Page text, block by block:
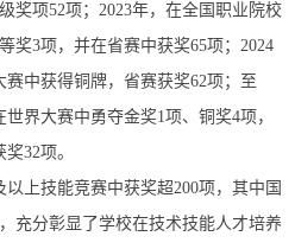
奖项52项；2023年，在全国职业院校
奖3项，并在省赛中获奖65项；2024
中获得铜牌，省赛获奖62项；至
界大赛中勇夺金奖1项、铜奖4项，
32项。
上技能竞赛中获奖超200项，其中国
充分彰显了学校在技术技能人才培养